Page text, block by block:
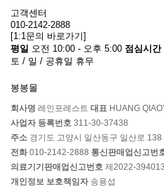
고객센터
010-2142-2888
[1:1문의 바로가기]
평일 오전 10:00 - 오후 5:00 점심시간
토 / 일 / 공휴일 휴무
봉봉몰
회사명 레인포레스트 대표 HUANG
사업자 등록번호 311-30-37438
주소 경기도 고양시 일산동구 일산로 138
전화 010-2142-2888 통신판매업신고번
의료기기판매업신고번호 제2022-
개인정보 보호책임자 송용섭